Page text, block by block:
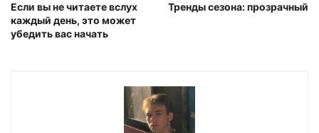
Если вы не читаете вслух
каждый день, это может
убедить вас начать
Тренды сезона: прозрачный